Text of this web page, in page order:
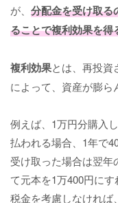
が、 分配金を受け取る
ることで複利効果を得
複利効果とは、再投資
によって、資産が膨ら
例えば、1万円分購入
払われる場合、1年で
受け取った場合は翌年
て元本を1万400円にす
税金を考慮しなければ